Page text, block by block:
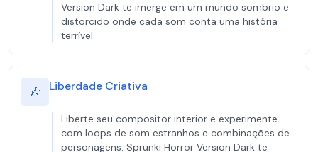
Version Dark te imerge em um mundo sombrio e
distorcido onde cada som conta uma história
terrível.
🎶 Liberdade Criativa
Liberte seu compositor interior e experimente
com loops de som estranhos e combinações de
personagens. Sprunki Horror Version Dark te